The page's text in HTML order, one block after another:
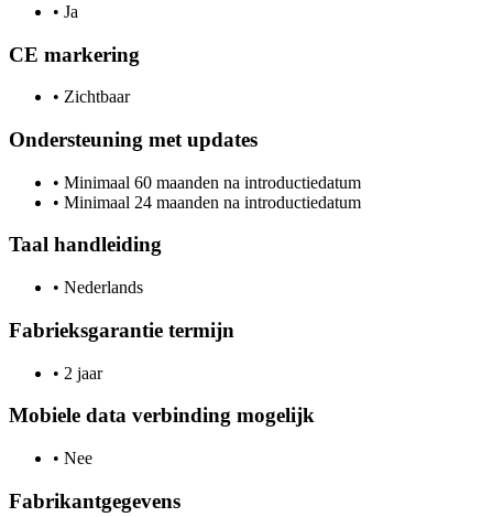
• Ja
CE markering
• Zichtbaar
Ondersteuning met updates
• Minimaal 60 maanden na introductiedatum
• Minimaal 24 maanden na introductiedatum
Taal handleiding
• Nederlands
Fabrieksgarantie termijn
• 2 jaar
Mobiele data verbinding mogelijk
• Nee
Fabrikantgegevens